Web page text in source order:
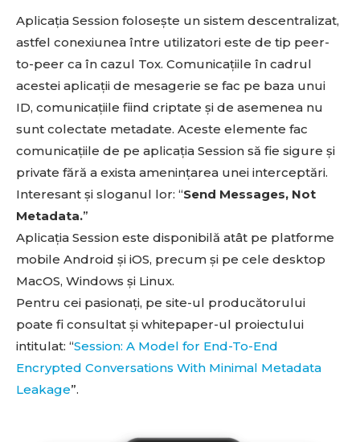
Aplicația Session folosește un sistem descentralizat,
astfel conexiunea între utilizatori este de tip peer-
to-peer ca în cazul Tox. Comunicațiile în cadrul
acestei aplicații de mesagerie se fac pe baza unui
ID, comunicațiile fiind criptate și de asemenea nu
sunt colectate metadate. Aceste elemente fac
comunicațiile de pe aplicația Session să fie sigure și
private fără a exista amenințarea unei interceptări.
Interesant și sloganul lor: “Send Messages, Not
Metadata.”
Aplicația Session este disponibilă atât pe platforme
mobile Android și iOS, precum și pe cele desktop
MacOS, Windows și Linux.
Pentru cei pasionați, pe site-ul producătorului
poate fi consultat și whitepaper-ul proiectului
intitulat: “Session: A Model for End-To-End
Encrypted Conversations With Minimal Metadata
Leakage”.